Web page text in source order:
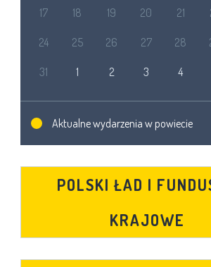
17 18 19 20 21
24 25 26 27 28
31 1 2 3 4
Aktualne wydarzenia w powiecie
POLSKI ŁAD I
KRAJOWE